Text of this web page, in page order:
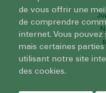
de vous offrir une
de comprendre
internet. Vous
mais certaines
utilisant notre site
des cookies.